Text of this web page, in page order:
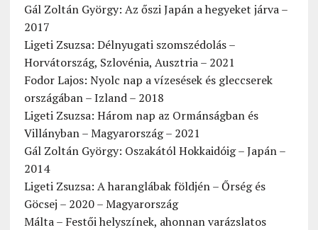
Gál Zoltán György: Az őszi Japán a hegyeket járva –
2017
Ligeti Zsuzsa: Délnyugati szomszédolás –
Horvátország, Szlovénia, Ausztria – 2021
Fodor Lajos: Nyolc nap a vízesések és gleccserek
országában – Izland – 2018
Ligeti Zsuzsa: Három nap az Ormánságban és
Villányban – Magyarország – 2021
Gál Zoltán György: Oszakától Hokkaidóig – Japán –
2014
Ligeti Zsuzsa: A haranglábak földjén – Őrség és
Göcsej – 2020 – Magyarország
Málta – Festői helyszínek, ahonnan varázslatos